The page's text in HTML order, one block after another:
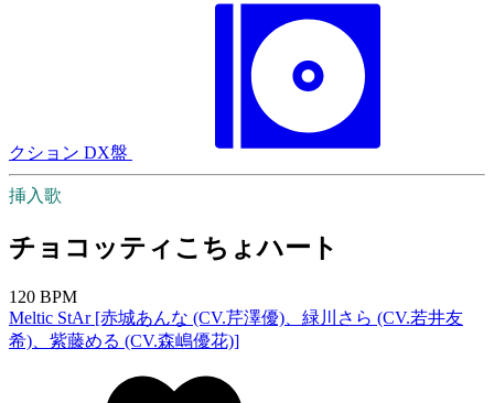
クション DX盤
挿入歌
チョコッティこちょハート
120 BPM
Meltic StAr [赤城あんな (CV.芹澤優)、緑川さら (CV.若井友
希)、紫藤める (CV.森嶋優花)]